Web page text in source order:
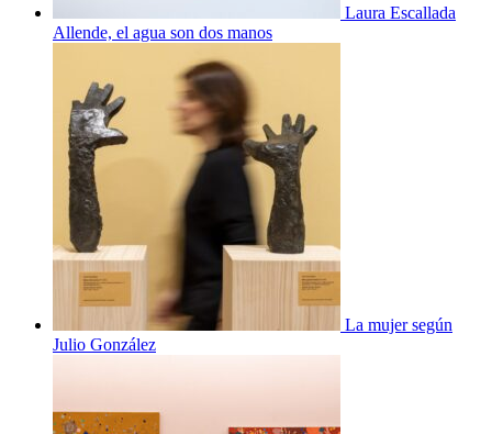
Laura Escallada
Allende, el agua son dos manos
La mujer según
Julio González